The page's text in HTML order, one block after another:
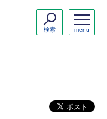
menu
検索